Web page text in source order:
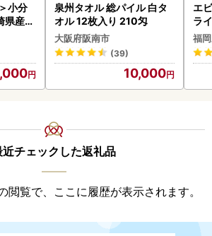
小分
県産鶏
泉州タオル 総パイル 白タ
オル 12枚入り 210匁
大阪府阪南市
(39)
10,000
エ
ライ
福
近チェックした返礼品
閲覧で、ここに履歴が表示されます。